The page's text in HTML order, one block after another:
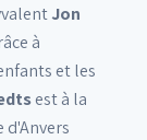
Jon
à
et les
est à la